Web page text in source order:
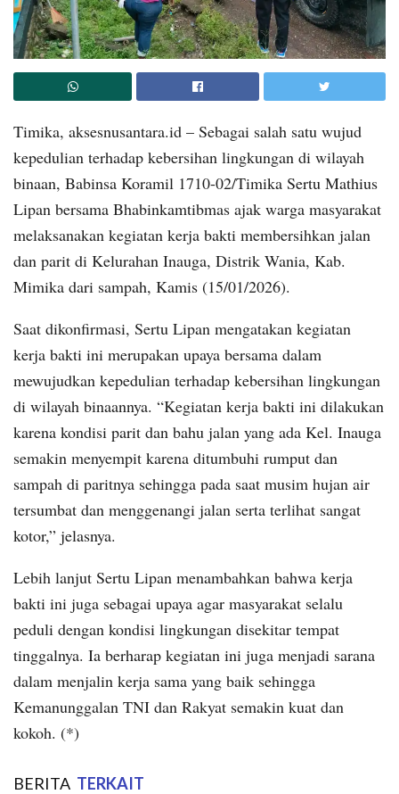
Timika, aksesnusantara.id – Sebagai salah satu wujud
kepedulian terhadap kebersihan lingkungan di wilayah
binaan, Babinsa Koramil 1710-02/Timika Sertu Mathius
Lipan bersama Bhabinkamtibmas ajak warga masyarakat
melaksanakan kegiatan kerja bakti membersihkan jalan
dan parit di Kelurahan Inauga, Distrik Wania, Kab.
Mimika dari sampah, Kamis (15/01/2026).
Saat dikonfirmasi, Sertu Lipan mengatakan kegiatan
kerja bakti ini merupakan upaya bersama dalam
mewujudkan kepedulian terhadap kebersihan lingkungan
di wilayah binaannya. “Kegiatan kerja bakti ini dilakukan
karena kondisi parit dan bahu jalan yang ada Kel. Inauga
semakin menyempit karena ditumbuhi rumput dan
sampah di paritnya sehingga pada saat musim hujan air
tersumbat dan menggenangi jalan serta terlihat sangat
kotor,” jelasnya.
Lebih lanjut Sertu Lipan menambahkan bahwa kerja
bakti ini juga sebagai upaya agar masyarakat selalu
peduli dengan kondisi lingkungan disekitar tempat
tinggalnya. Ia berharap kegiatan ini juga menjadi sarana
dalam menjalin kerja sama yang baik sehingga
Kemanunggalan TNI dan Rakyat semakin kuat dan
kokoh. (*)
BERITA TERKAIT